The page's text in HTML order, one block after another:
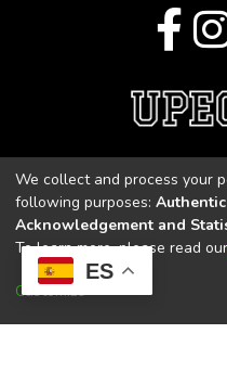
ES
Universidad
Universidad Politécnica
CACES Resolución
We collect and process your
following purposes:
Acknowledgement and
To learn more, please read our
Customize